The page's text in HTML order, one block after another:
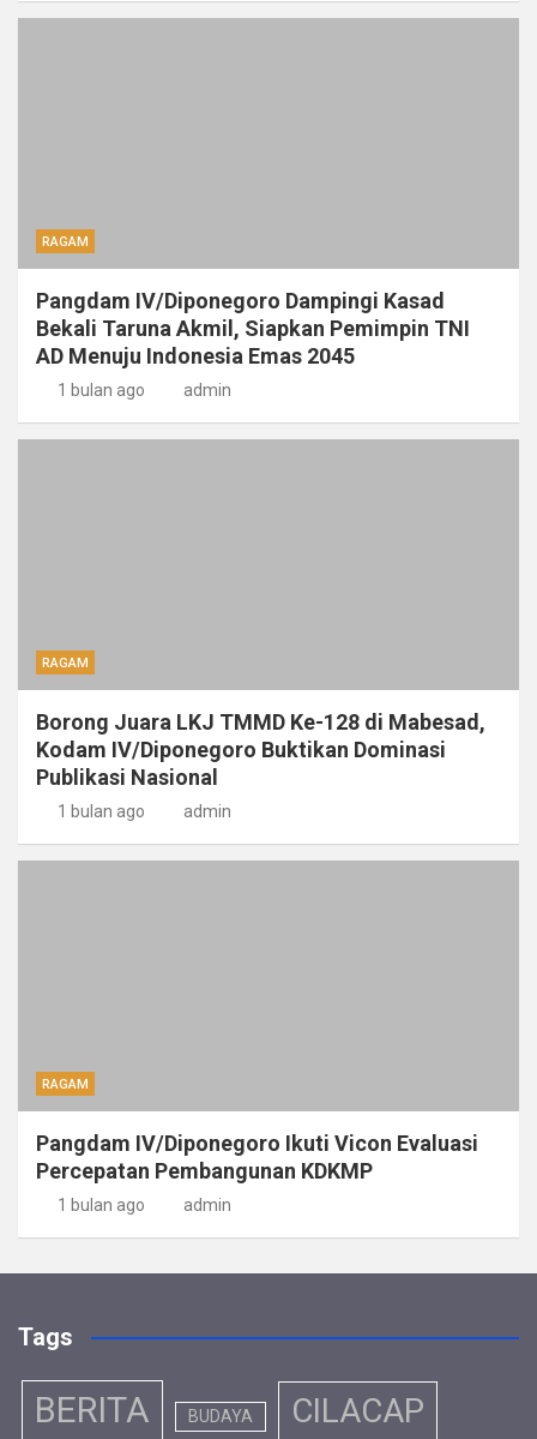
RAGAM
Pangdam IV/Diponegoro Dampingi Kasad
Bekali Taruna Akmil, Siapkan Pemimpin TNI
AD Menuju Indonesia Emas 2045
1 bulan ago admin
RAGAM
Borong Juara LKJ TMMD Ke-128 di Mabesad,
Kodam IV/Diponegoro Buktikan Dominasi
Publikasi Nasional
1 bulan ago admin
RAGAM
Pangdam IV/Diponegoro Ikuti Vicon Evaluasi
Percepatan Pembangunan KDKMP
1 bulan ago admin
Tags
BERITA BUDAYA CILACAP